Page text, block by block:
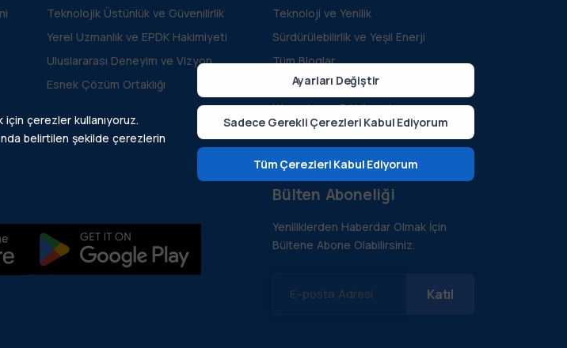
Teknolojik Üstünlük ve Güvenilirlik
Yerel Uzmanlık ve EPDK Hakimiyeti
Uluslararası Deneyim ve Vizyon
Esnek Çözüm Ortaklığı
Teknoloji ve Yenilik
Sürdürülebilirlik ve Yeşil Enerji
Tüm Bloglar
Vaka İncelemeleri
Kılavuzlar ve Dökümanlar
S.S.S.
Bülten Aboneliği
Yeniliklerden Haberdar Olmak İçin
Bültene Abone Olabilirsiniz.
E-posta Adresi
çerezler kullanıyoruz.
nda belirtilen şekilde çerezlerin
Ayarları Değiştir
Sadece Gerekli Çerezleri Kabul Ediyorum
Tüm Çerezleri Kabul Ediyorum